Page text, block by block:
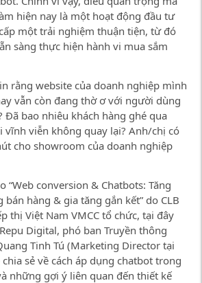
hiện nay là một hoạt động đầu tư
một trải nghiệm thuận tiện, từ đó
sàng thực hiện hành vi mua sắm
rằng website của doanh nghiệp mình
vẫn còn đang thờ ơ với người dùng
Đã bao nhiêu khách hàng ghé qua
vĩnh viễn không quay lại? Anh/chị có
cho showroom của doanh nghiệp
“Web conversion & Chatbots: Tăng
hàng & gia tăng gắn kết” do CLB
thị Việt Nam VMCC tổ chức, tại đây
Digital, phó ban Truyền thông
Tinh Tú (Marketing Director tại
sẻ về cách áp dụng chatbot trong
những gợi ý liên quan đến thiết kế